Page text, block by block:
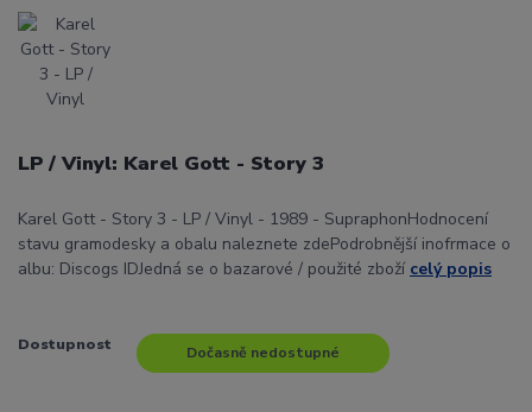
LP / Vinyl: Karel Gott - Story 3
Karel Gott - Story 3 - LP / Vinyl - 1989 - SupraphonHodnocení
stavu gramodesky a obalu naleznete zdePodrobnější inofrmace o
albu: Discogs IDJedná se o bazarové / použité zboží celý popis
Dostupnost Dočasně nedostupné